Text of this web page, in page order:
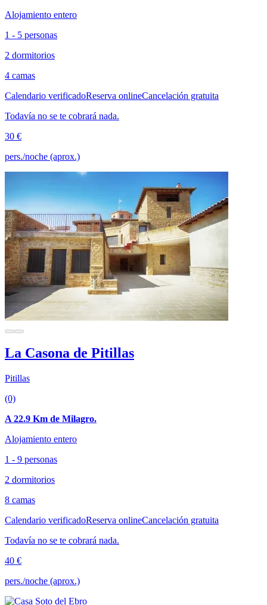
Alojamiento entero
1 - 5 personas
2 dormitorios
4 camas
Calendario verificadoReserva onlineCancelación gratuita
Todavía no se te cobrará nada.
30 €
pers./noche (aprox.)
La Casona de Pitillas
Pitillas
(0)
A 22.9 Km de Milagro.
Alojamiento entero
1 - 9 personas
2 dormitorios
8 camas
Calendario verificadoReserva onlineCancelación gratuita
Todavía no se te cobrará nada.
40 €
pers./noche (aprox.)